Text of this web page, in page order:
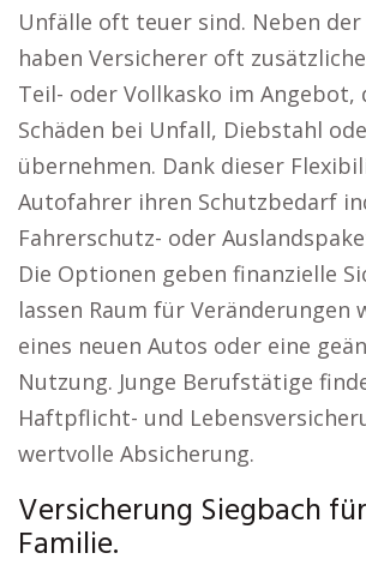
Unfälle oft teuer sind. Neben
haben Versicherer oft
Teil- oder Vollkasko im Angebot,
Schäden bei Unfall, Diebstahl
übernehmen. Dank dieser
Autofahrer ihren Schutzbedarf
Fahrerschutz- oder
Die Optionen geben finanzielle
lassen Raum für Veränderungen
eines neuen Autos oder eine
Nutzung. Junge Berufstätige
Haftpflicht- und
wertvolle Absicherung.
Versicherung Siegbach
Familie.